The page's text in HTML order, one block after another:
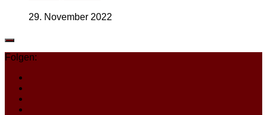
29. November 2022
Folgen: